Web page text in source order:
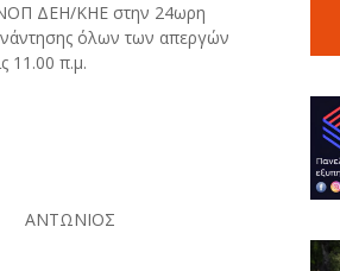
ΔΕΗ/ΚΗΕ στην 24ωρη
όλων των απεργών
11.00 π.μ.
ΑΝΤΩΝΙΟΣ